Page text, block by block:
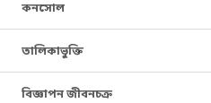
কনসোল
তালিকাভুক্তি
বিজ্ঞাপন জীবনচক্র